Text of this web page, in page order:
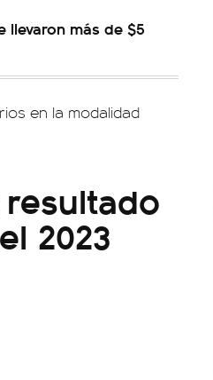
llevaron más de $5
en la modalidad
2023